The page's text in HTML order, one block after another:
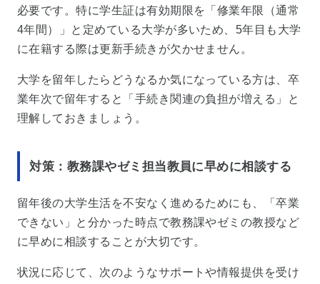
必要です。特に学生証は有効期限を「修業年限（通常
4年間）」と定めている大学が多いため、5年目も大学
に在籍する際は更新手続きが欠かせません。
大学を留年したらどうなるか気になっている方は、卒
業年次で留年すると「手続き関連の負担が増える」と
理解しておきましょう。
対策：教務課やゼミ担当教員に早めに相談する
留年後の大学生活を不安なく進めるためにも、「卒業
できない」と分かった時点で教務課やゼミの教授など
に早めに相談することが大切です。
状況に応じて、次のようなサポートや情報提供を受け